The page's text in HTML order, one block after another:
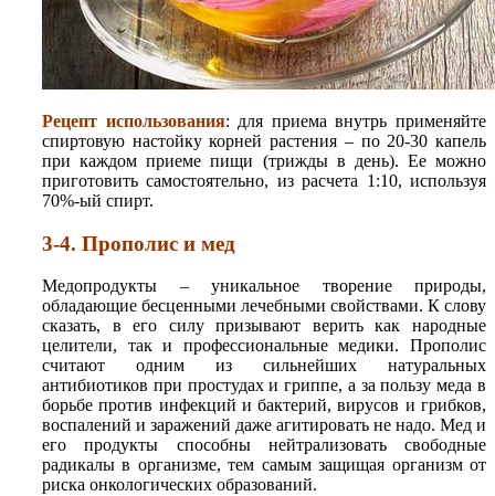
Рецепт использования: для приема внутрь применяйте
спиртовую настойку корней растения – по 20-30 капель
при каждом приеме пищи (трижды в день). Ее можно
приготовить самостоятельно, из расчета 1:10, используя
70%-ый спирт.
3-4. Прополис и мед
Медопродукты – уникальное творение природы,
обладающие бесценными лечебными свойствами. К слову
сказать, в его силу призывают верить как народные
целители, так и профессиональные медики. Прополис
считают одним из сильнейших натуральных
антибиотиков при простудах и гриппе, а за пользу меда в
борьбе против инфекций и бактерий, вирусов и грибков,
воспалений и заражений даже агитировать не надо. Мед и
его продукты способны нейтрализовать свободные
радикалы в организме, тем самым защищая организм от
риска онкологических образований.